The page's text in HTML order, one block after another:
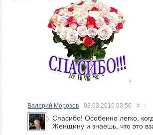
Валерий Морозов 03.03.201603:56 # ↑
Спасибо! Особенно легко,
Женщину и знаешь, что это